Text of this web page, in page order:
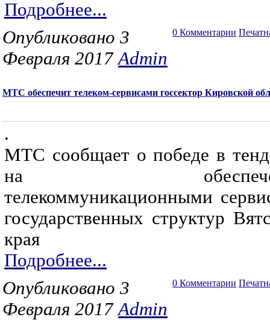
Подробнее...
0 Комментарии
Опубликовано 3
Февраля 2017Admin
МТС обеспечит телеком-сервисами госсектор Кировской
.
МТС сообщает о победе в
на
телекоммуникационными
государственных структур
края
Подробнее...
0 Комментарии
Опубликовано 3
Февраля 2017Admin